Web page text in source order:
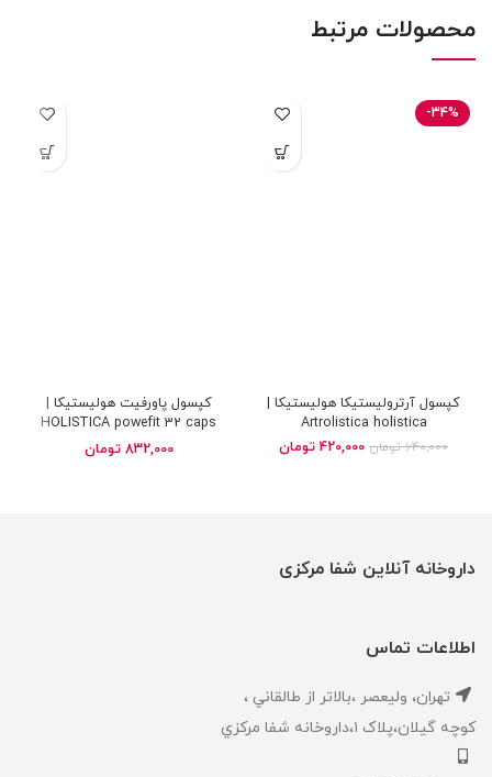
محصولات مرتبط
-34%
کپسول آرترولیستیکا هولیستیکا |
Artrolistica holistica
640,000 تومان 420,000 تومان
کپسول پاورفیت هولیستیکا |
HOLISTICA powefit 32 caps
832,000 تومان
داروخانه آنلاین شفا مرکزی
اطلاعات تماس
تهران، ‎وليعصر ،بالاتر از طالقاني ،
كوچه گيلان،پلاک ۱،داروخانه شفا مركزي